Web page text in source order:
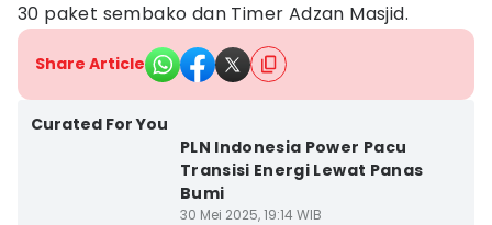
30 paket sembako dan Timer Adzan Masjid.
Share Article
Curated For You
PLN Indonesia Power Pacu
Transisi Energi Lewat Panas
Bumi
30 Mei 2025, 19:14 WIB